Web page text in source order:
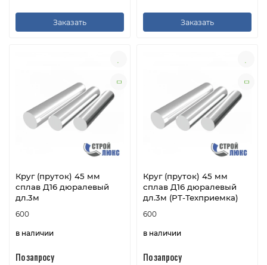
Заказать Заказать
Круг (пруток) 45 мм
сплав Д16 дюралевый
дл.3м
600
в наличии
По запросу
Круг (пруток) 45 мм
сплав Д16 дюралевый
дл.3м (РТ-Техприемка)
600
в наличии
По запросу